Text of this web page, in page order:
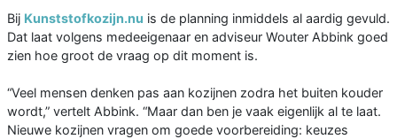
Bij Kunststofkozijn.nu is de planning inmiddels al aardig gevuld.
Dat laat volgens medeeigenaar en adviseur Wouter Abbink goed
zien hoe groot de vraag op dit moment is.
“Veel mensen denken pas aan kozijnen zodra het buiten kouder
wordt,” vertelt Abbink. “Maar dan ben je vaak eigenlijk al te laat.
Nieuwe kozijnen vragen om goede voorbereiding: keuzes